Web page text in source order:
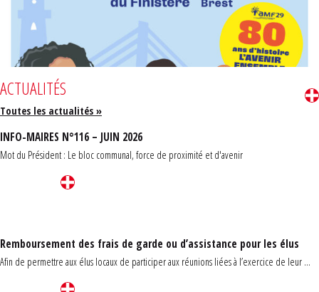
ACTUALITÉS
Toutes les actualités »
INFO-MAIRES N°116 – JUIN 2026
Mot du Président : Le bloc communal, force de proximité et d'avenir
Remboursement des frais de garde ou d’assistance pour les élus
Afin de permettre aux élus locaux de participer aux réunions liées à l’exercice de leur ...